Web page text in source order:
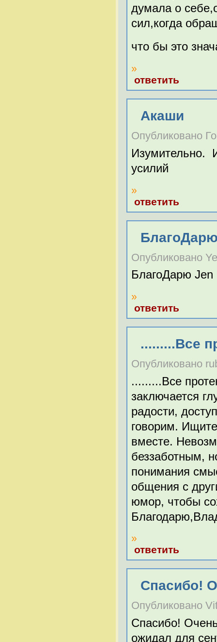
думала о
сил,когда
что бы это
»
ответить
Акаши
Опубликовано
Изумительно.
усилий
»
ответить
Опубликовано
БлагоДарю
»
ответить
.........Все
Опубликовано
.........Все
заключается
радости,
говорим.
вместе.
беззаботным,
понимания
общения с
юмор, чтобы
»
ответить
Спасибо!
Опубликовано
Спасибо!
ожидал для